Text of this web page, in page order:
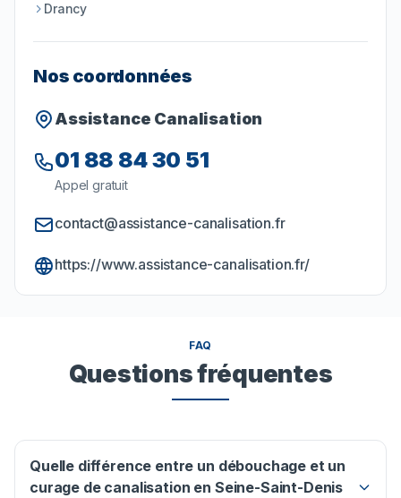
Drancy
Nos coordonnées
Assistance Canalisation
01 88 84 30 51
Appel gratuit
contact@assistance-canalisation.fr
https://www.assistance-canalisation.fr/
FAQ
Questions fréquentes
Quelle différence entre un débouchage et un
curage de canalisation en Seine-Saint-Denis